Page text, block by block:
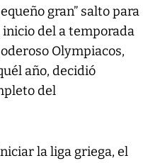
gran” salto para
del a temporada
Olympiacos,
año, decidió
del
la liga griega, el